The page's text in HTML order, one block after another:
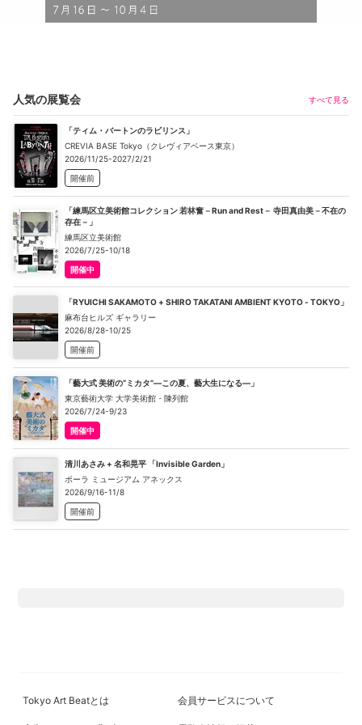
人気の展覧会 すべて見る
「ティム・バートンのラビリンス」
CREVIA BASE Tokyo（クレヴィアベース東京）
2026/11/25-2027/2/21
開催前
「練馬区立美術館コレクション 若林奮－Run and Rest－ 寺田真由美－不在の
存在－」
練馬区立美術館
2026/7/25-10/18
開催中
「RYUICHI SAKAMOTO + SHIRO TAKATANI AMBIENT KYOTO - TOKYO」
麻布台ヒルズ ギャラリー
2026/8/28-10/25
開催前
「藝大式 美術の“ミカタ”―この夏、藝大生になる―」
東京藝術大学 大学美術館・陳列館
2026/7/24-9/23
開催中
清川あさみ + 名和晃平 「Invisible Garden」
ポーラ ミュージアム アネックス
2026/9/16-11/8
開催前
Tokyo Art Beatとは 会員サービスについて